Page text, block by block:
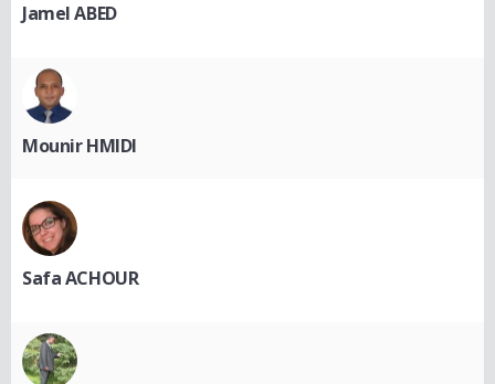
Jamel ABED
Mounir HMIDI
Safa ACHOUR